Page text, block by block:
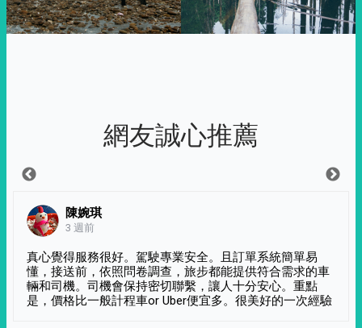
網友誠心推薦
陳婉琪
3 週前
真心覺得服務很好。駕駛專業安全。且訂單系統簡單易
懂，接送前，依照問卷調查，旅步都能提供符合需求的車
輛和司機。司機會保持密切聯繫，讓人十分安心。重點
是，價格比一般計程車or Uber便宜多。很美好的一次經驗